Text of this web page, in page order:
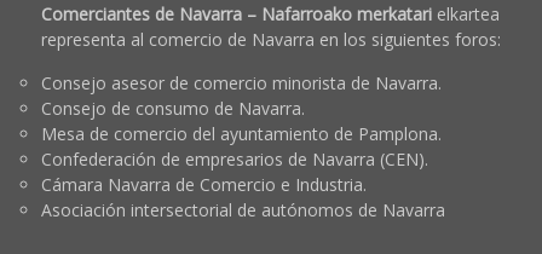
Comerciantes de Navarra – Nafarroako merkatarielkartea
representa al comercio de Navarra en los siguientes foros:
Consejo asesor de comercio minorista de Navarra.
Consejo de consumo de Navarra.
Mesa de comercio del ayuntamiento de Pamplona.
Confederación de empresarios de Navarra (CEN).
Cámara Navarra de Comercio e Industria.
Asociación intersectorial de autónomos de Navarra